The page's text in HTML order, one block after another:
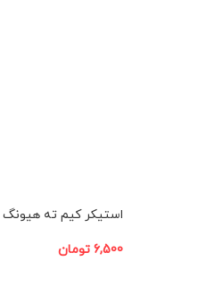
استیکر کیم ته هیونگ
6,500 تومان